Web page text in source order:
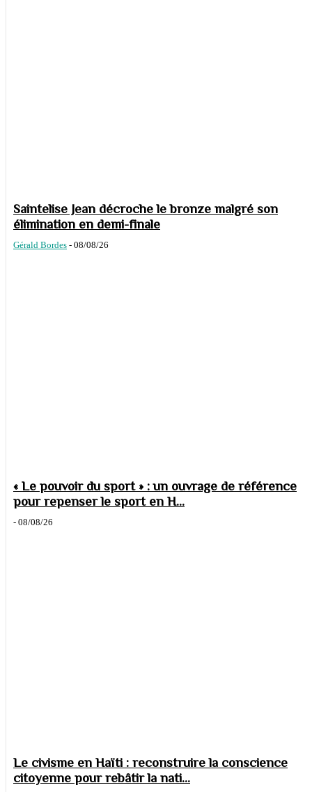
Saintelise Jean décroche le bronze malgré son
élimination en demi-finale
Gérald Bordes - 08/08/26
« Le pouvoir du sport » : un ouvrage de référence
pour repenser le sport en H...
- 08/08/26
Le civisme en Haïti : reconstruire la conscience
citoyenne pour rebâtir la nati...